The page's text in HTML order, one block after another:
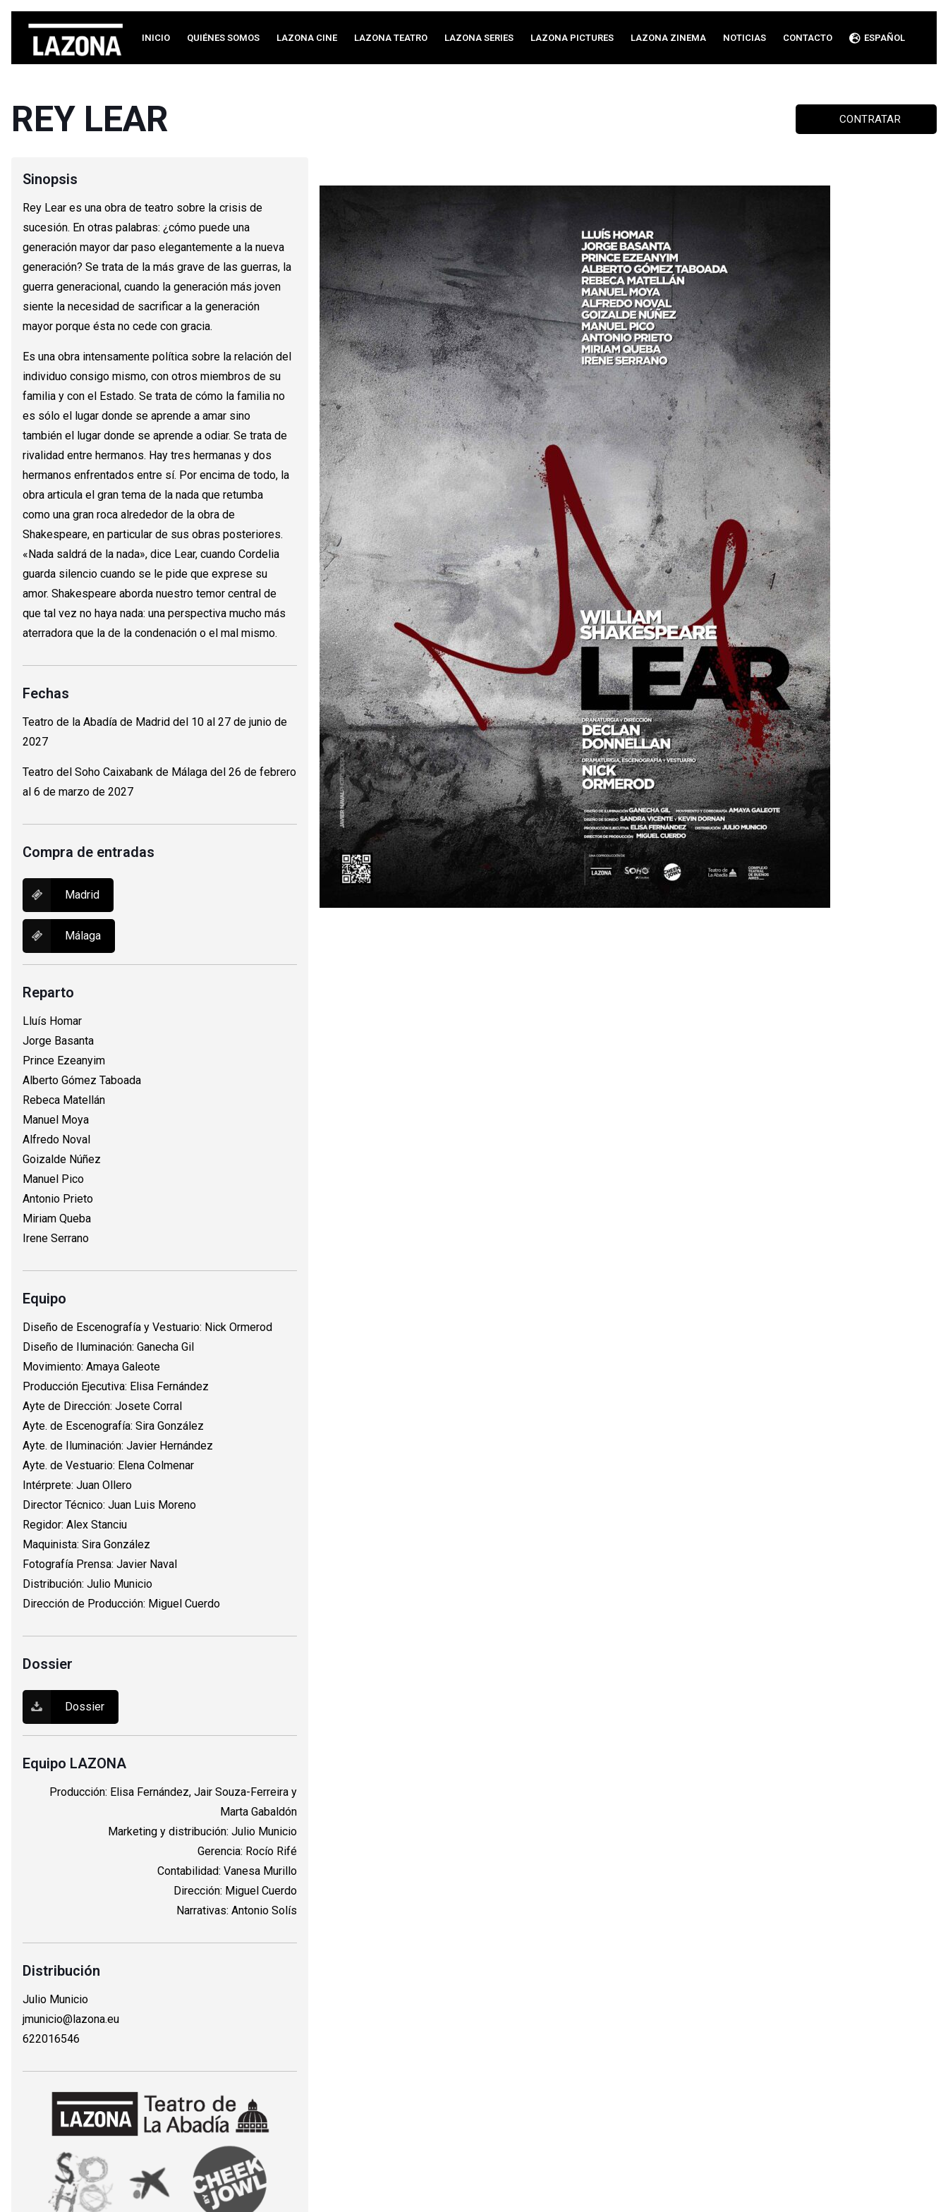
INICIO QUIÉNES SOMOS LAZONA CINE LAZONA TEATRO LAZONA SERIES LAZONA PICTURES LAZONA ZINEMA NOTICIAS CONTACTO ESPAÑOL
REY LEAR CONTRATAR
Sinopsis
Rey Lear es una obra de teatro sobre la crisis de
sucesión. En otras palabras: ¿cómo puede una
generación mayor dar paso elegantemente a la nueva
generación? Se trata de la más grave de las guerras, la
guerra generacional, cuando la generación más joven
siente la necesidad de sacrificar a la generación
mayor porque ésta no cede con gracia.
Es una obra intensamente política sobre la relación del
individuo consigo mismo, con otros miembros de su
familia y con el Estado. Se trata de cómo la familia no
es sólo el lugar donde se aprende a amar sino
también el lugar donde se aprende a odiar. Se trata de
rivalidad entre hermanos. Hay tres hermanas y dos
hermanos enfrentados entre sí. Por encima de todo, la
obra articula el gran tema de la nada que retumba
como una gran roca alrededor de la obra de
Shakespeare, en particular de sus obras posteriores.
«Nada saldrá de la nada», dice Lear, cuando Cordelia
guarda silencio cuando se le pide que exprese su
amor. Shakespeare aborda nuestro temor central de
que tal vez no haya nada: una perspectiva mucho más
aterradora que la de la condenación o el mal mismo.
Fechas
Teatro de la Abadía de Madrid del 10 al 27 de junio de
2027
Teatro del Soho Caixabank de Málaga del 26 de febrero
al 6 de marzo de 2027
Compra de entradas
Madrid
Málaga
Reparto
Lluís Homar
Jorge Basanta
Prince Ezeanyim
Alberto Gómez Taboada
Rebeca Matellán
Manuel Moya
Alfredo Noval
Goizalde Núñez
Manuel Pico
Antonio Prieto
Miriam Queba
Irene Serrano
Equipo
Diseño de Escenografía y Vestuario: Nick Ormerod
Diseño de Iluminación: Ganecha Gil
Movimiento: Amaya Galeote
Producción Ejecutiva: Elisa Fernández
Ayte de Dirección: Josete Corral
Ayte. de Escenografía: Sira González
Ayte. de Iluminación: Javier Hernández
Ayte. de Vestuario: Elena Colmenar
Intérprete: Juan Ollero
Director Técnico: Juan Luis Moreno
Regidor: Alex Stanciu
Maquinista: Sira González
Fotografía Prensa: Javier Naval
Distribución: Julio Municio
Dirección de Producción: Miguel Cuerdo
Dossier
Dossier
Equipo LAZONA
Producción: Elisa Fernández, Jair Souza-Ferreira y
Marta Gabaldón
Marketing y distribución: Julio Municio
Gerencia: Rocío Rifé
Contabilidad: Vanesa Murillo
Dirección: Miguel Cuerdo
Narrativas: Antonio Solís
Distribución
Julio Municio
jmunicio@lazona.eu
622016546